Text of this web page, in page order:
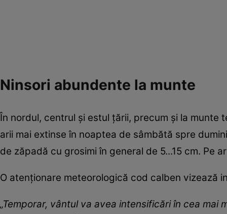
Ninsori abundente la munte
În nordul, centrul şi estul ţării, precum şi la
arii mai extinse în noaptea de sâmbătă spre
de zăpadă cu grosimi în general de 5...15 cm. Pe
O atenţionare meteorologică cod calben vizează
„Temporar, vântul va avea intensificări în cea